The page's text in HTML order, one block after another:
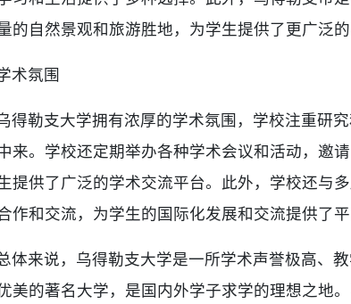
的自然景观和旅游胜地，为学生提供了更广泛的
术氛围
得勒支大学拥有浓厚的学术氛围，学校注重研
来。学校还定期举办各种学术会议和活动，邀
提供了广泛的学术交流平台。此外，学校还与
作和交流，为学生的国际化发展和交流提供了平
体来说，乌得勒支大学是一所学术声誉极高、
美的著名大学，是国内外学子求学的理想之地